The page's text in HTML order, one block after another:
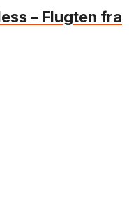
– Flugten fra